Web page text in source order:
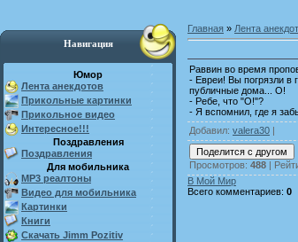
Навигация
Юмор
Лента анекдотов
Прикольные картинки
Прикольное видео
Интересное!!!
Поздравления
Поздравления
Для мобильника
MP3 реалтоны
Видео для мобильника
Картинки
Книги
Скачать Jimm Pozitiv
Главная » Лента
Раввин во время
- Евреи! Вы погрязли в
публичные дома... О!
- Ребе, что "О!"?
- Я вспомнил, где я
Добавил: valera30 |
Просмотров: 488 |
В Мой Мир
Всего комментариев: 0